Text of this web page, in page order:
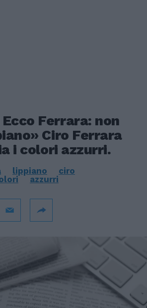
Ecco Ferrara: non
Ciro Ferrara
i colori azzurri.
lippiano
ciro
azzurri